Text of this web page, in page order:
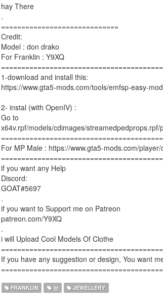
hay There
.
=============================
Credit:
Model : don drako
For Franklin : Y9XQ
1-download and install this:
https://www.gta5-mods.com/tools/emfsp-easy-
2- instal (with OpenIV) :
Go to
x64v.rpf/models/cdimages/streamedpedprops.rpf/
For MP Male : https://www.gta5-mods.com/
if you want any Help
Discord:
GOAT#5697
.
if you want to Support me on Patreon
patreon.com/Y9XQ
.
i will Upload Cool Models Of Clothe
If you have any suggestion or design, You want
FRANKLIN 눈 JEWELLERY